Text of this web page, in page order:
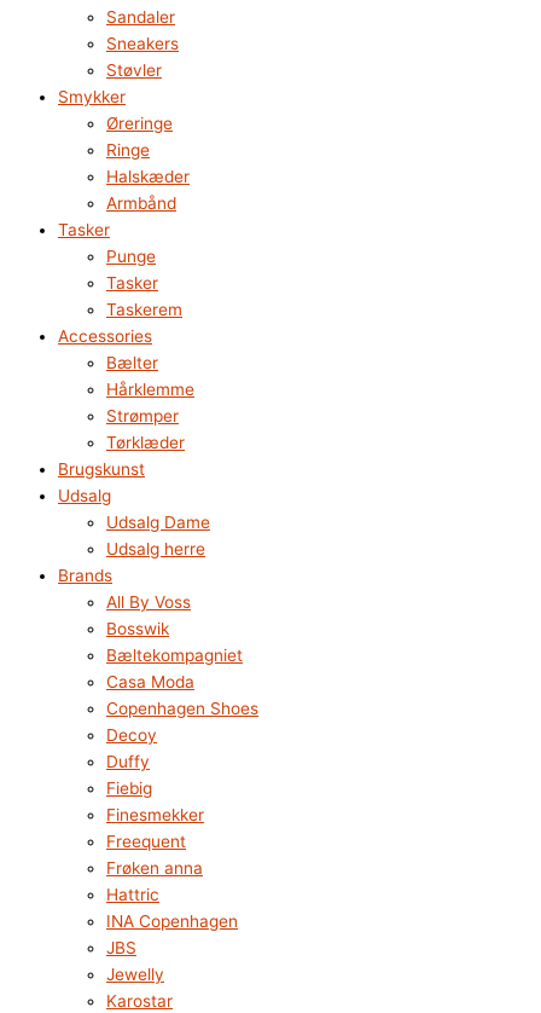
Sandaler
Sneakers
Støvler
Smykker
Øreringe
Ringe
Halskæder
Armbånd
Tasker
Punge
Tasker
Taskerem
Accessories
Bælter
Hårklemme
Strømper
Tørklæder
Brugskunst
Udsalg
Udsalg Dame
Udsalg herre
Brands
All By Voss
Bosswik
Bæltekompagniet
Casa Moda
Copenhagen Shoes
Decoy
Duffy
Fiebig
Finesmekker
Freequent
Frøken anna
Hattric
INA Copenhagen
JBS
Jewelly
Karostar